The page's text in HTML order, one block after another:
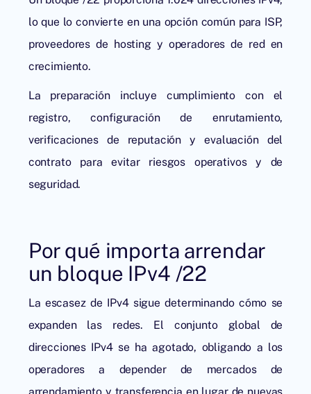
lo que lo convierte en una opción común para ISP,
proveedores de hosting y operadores de red en
crecimiento.
La preparación incluye cumplimiento con el
registro, configuración de enrutamiento,
verificaciones de reputación y evaluación del
contrato para evitar riesgos operativos y de
seguridad.
Por qué importa arrendar
un bloque IPv4 /22
La escasez de IPv4 sigue determinando cómo se
expanden las redes. El conjunto global de
direcciones IPv4 se ha agotado, obligando a los
operadores a depender de mercados de